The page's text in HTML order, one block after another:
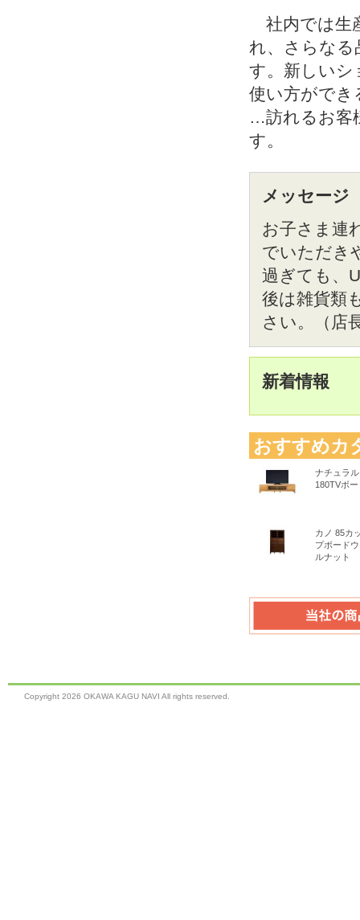
社内では生
れ、さらなる
す。新しいシ
使い方ができ
…訪れるお客
す。
メッセージ
お子さま連
でいただき
過ぎても、
後は雑貨類
さい。（店
新着情報
おすすめカ
ナチュラル
180TVボー
カノ 85カ
プボード
ルナット
Copyright 2026 OKAWA KAGU NAVI All rights reserved.